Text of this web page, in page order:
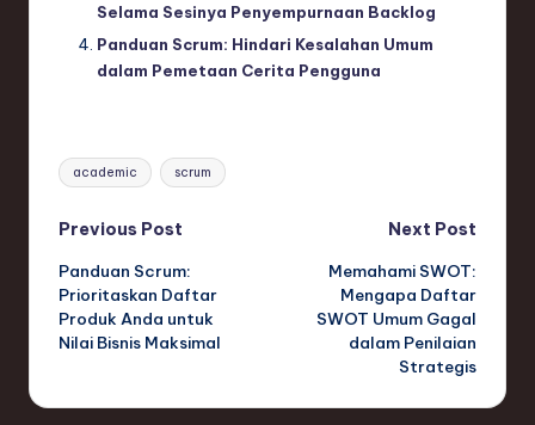
Selama Sesinya Penyempurnaan Backlog
Panduan Scrum: Hindari Kesalahan Umum
dalam Pemetaan Cerita Pengguna
Tags:
academic scrum
Post
navigation
Previous Post
Panduan Scrum:
Prioritaskan Daftar
Produk Anda untuk
Nilai Bisnis Maksimal
Next Post
Memahami SWOT:
Mengapa Daftar
SWOT Umum Gagal
dalam Penilaian
Strategis